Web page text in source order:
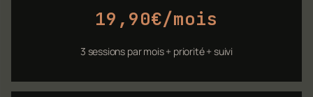
19,90€/mois
3 sessions par mois + priorité + suivi